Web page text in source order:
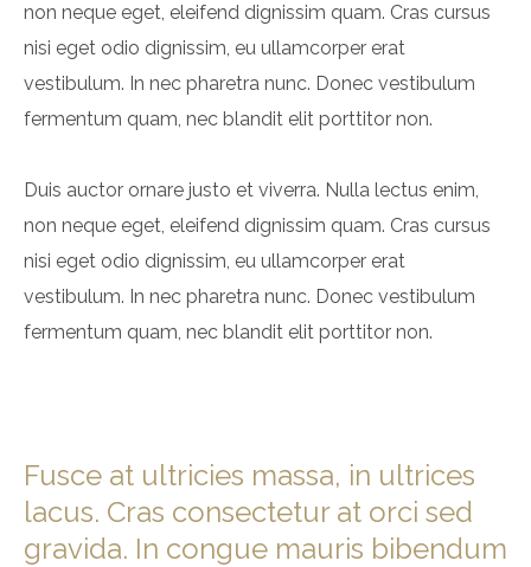
non neque eget, eleifend dignissim quam. Cras cursus
nisi eget odio dignissim, eu ullamcorper erat
vestibulum. In nec pharetra nunc. Donec vestibulum
fermentum quam, nec blandit elit porttitor non.
Duis auctor ornare justo et viverra. Nulla lectus enim,
non neque eget, eleifend dignissim quam. Cras cursus
nisi eget odio dignissim, eu ullamcorper erat
vestibulum. In nec pharetra nunc. Donec vestibulum
fermentum quam, nec blandit elit porttitor non.
Fusce at ultricies massa, in ultrices
lacus. Cras consectetur at orci sed
gravida. In congue mauris bibendum